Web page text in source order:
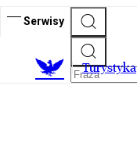
Serwisy
Turystyka